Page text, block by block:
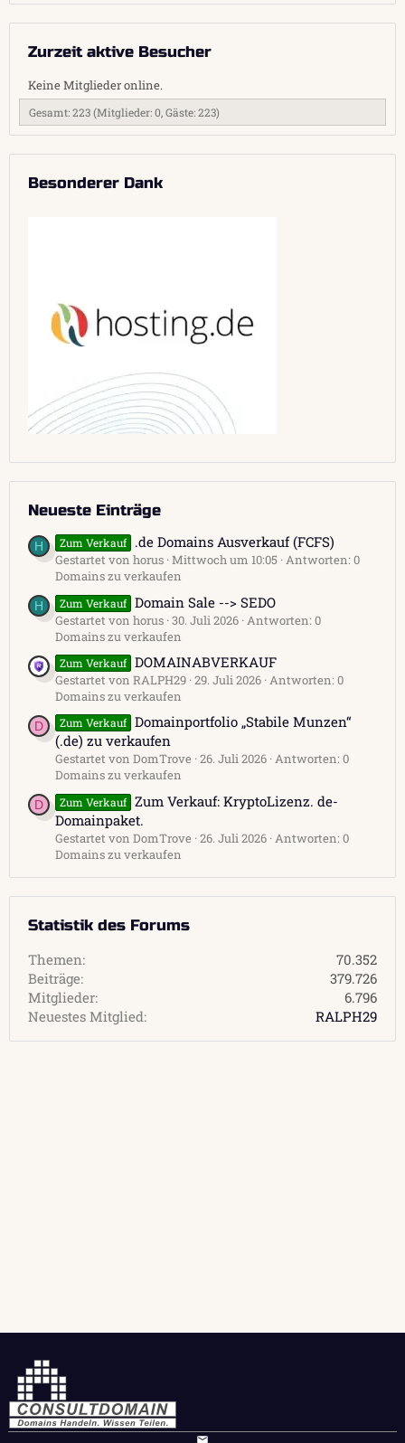
Zurzeit aktive Besucher
Keine Mitglieder online.
Gesamt: 223 (Mitglieder: 0, Gäste: 223)
Besonderer Dank
Neueste Einträge
H Zum Verkauf .de Domains Ausverkauf (FCFS)
Gestartet von horus Mittwoch um 10:05 Antworten: 0
Domains zu verkaufen
H Zum Verkauf Domain Sale --> SEDO
Gestartet von horus 30. Juli 2026 Antworten: 0
Domains zu verkaufen
Zum Verkauf DOMAINABVERKAUF
Gestartet von RALPH29 29. Juli 2026 Antworten: 0
Domains zu verkaufen
D Zum Verkauf Domainportfolio „Stabile Munzen“
(.de) zu verkaufen
Gestartet von DomTrove 26. Juli 2026 Antworten: 0
Domains zu verkaufen
D Zum Verkauf Zum Verkauf: KryptoLizenz. de-
Domainpaket.
Gestartet von DomTrove 26. Juli 2026 Antworten: 0
Domains zu verkaufen
Statistik des Forums
Themen
70.352
Beiträge
379.726
Mitglieder
6.796
Neuestes Mitglied
RALPH29